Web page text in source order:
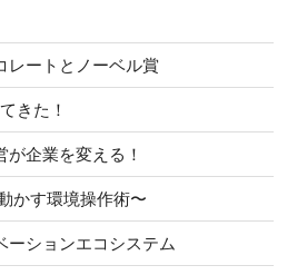
レートとノーベル賞
きた！
企業を変える！
かす環境操作術〜
ーションエコシステム